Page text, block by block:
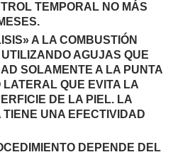
TEMPORAL NO MÁS
A LA COMBUSTIÓN
AGUJAS QUE
SOLAMENTE A LA PUNTA
QUE EVITA LA
DE LA PIEL. LA
UNA EFECTIVIDAD
DEPENDE DEL